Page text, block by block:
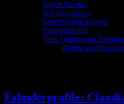
Sagen Sie mal
Der Krimiscout
Leser fragen Autoren
Fahnderprofile
Über Genres und
Gothic und
Fahnderprofile: